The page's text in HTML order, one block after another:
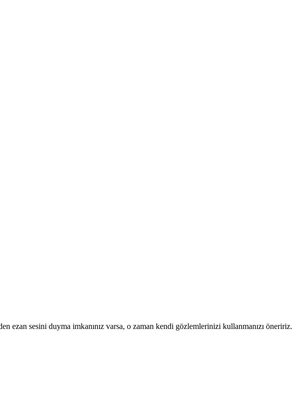
ezan sesini duyma imkanınız varsa, o zaman kendi gözlemlerinizi kullanmanızı öneririz.